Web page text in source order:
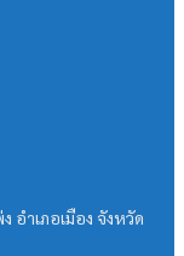
อำเภอเมือง จังหวัด